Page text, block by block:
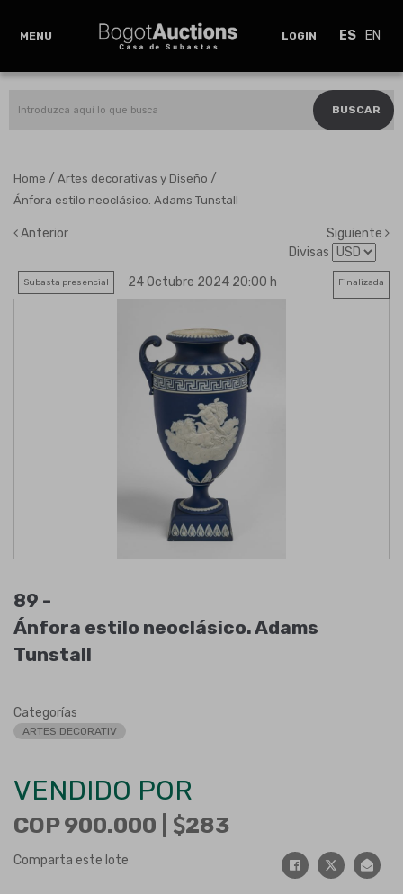
MENU LOGIN ES EN
BUSCAR
Home / Artes decorativas y Diseño /
Ánfora estilo neoclásico. Adams Tunstall
Anterior
Siguiente
Divisas
Subasta presencial 24 Octubre 2024 20:00 h Finalizada
89 -
Ánfora estilo neoclásico. Adams
Tunstall
Categorías
ARTES DECORATIV
VENDIDO POR
COP 900.000 | 283
Comparta este lote